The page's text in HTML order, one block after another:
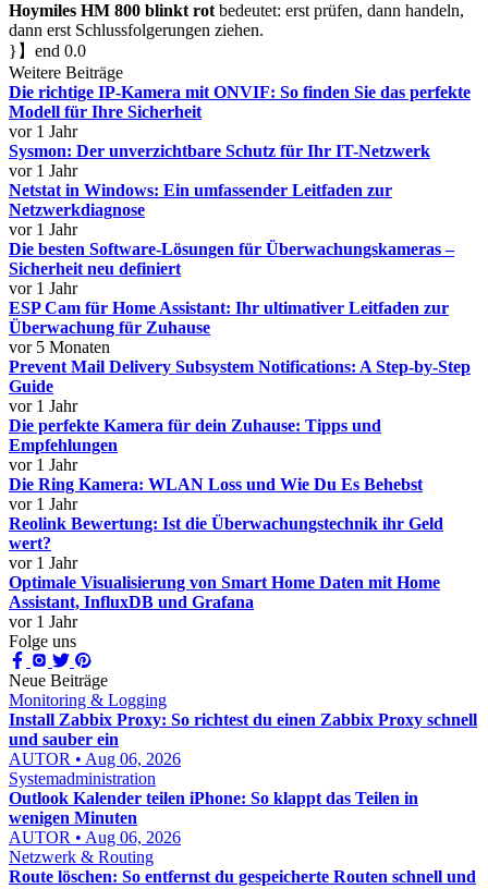
Hoymiles HM 800 blinkt rot bedeutet: erst prüfen, dann handeln,
dann erst Schlussfolgerungen ziehen.
}】end 0.0
Weitere Beiträge
Die richtige IP-Kamera mit ONVIF: So finden Sie das perfekte
Modell für Ihre Sicherheit
vor 1 Jahr
Sysmon: Der unverzichtbare Schutz für Ihr IT-Netzwerk
vor 1 Jahr
Netstat in Windows: Ein umfassender Leitfaden zur
Netzwerkdiagnose
vor 1 Jahr
Die besten Software-Lösungen für Überwachungskameras –
Sicherheit neu definiert
vor 1 Jahr
ESP Cam für Home Assistant: Ihr ultimativer Leitfaden zur
Überwachung für Zuhause
vor 5 Monaten
Prevent Mail Delivery Subsystem Notifications: A Step-by-Step
Guide
vor 1 Jahr
Die perfekte Kamera für dein Zuhause: Tipps und
Empfehlungen
vor 1 Jahr
Die Ring Kamera: WLAN Loss und Wie Du Es Behebst
vor 1 Jahr
Reolink Bewertung: Ist die Überwachungstechnik ihr Geld
wert?
vor 1 Jahr
Optimale Visualisierung von Smart Home Daten mit Home
Assistant, InfluxDB und Grafana
vor 1 Jahr
Folge uns
Neue Beiträge
Monitoring & Logging
Install Zabbix Proxy: So richtest du einen Zabbix Proxy schnell
und sauber ein
AUTOR • Aug 06, 2026
Systemadministration
Outlook Kalender teilen iPhone: So klappt das Teilen in
wenigen Minuten
AUTOR • Aug 06, 2026
Netzwerk & Routing
Route löschen: So entfernst du gespeicherte Routen schnell und